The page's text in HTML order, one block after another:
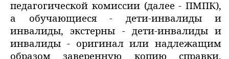
педагогической комиссии (далее - ПМПК),
а обучающиеся - дети-инвалиды и
инвалиды, экстерны - дети-инвалиды и
инвалиды - оригинал или надлежащим
образом заверенную копию справки,